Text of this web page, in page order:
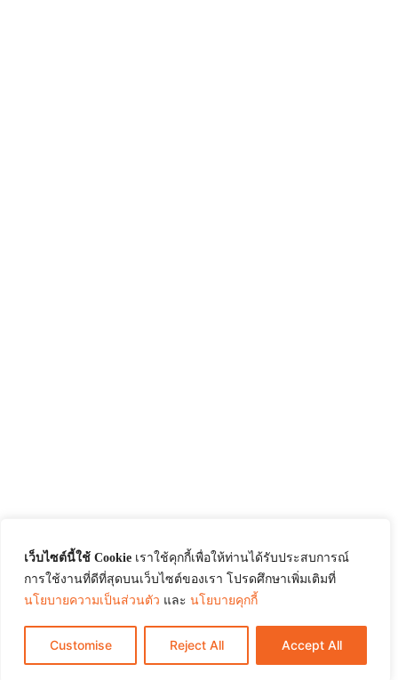
เว็บไซต์นี้ใช้ Cookie เราใช้คุกกี้เพื่อให้ท่านได้รับประสบการณ์
การใช้งานที่ดีที่สุดบนเว็บไซต์ของเรา โปรดศึกษาเพิ่มเติมที่
นโยบายความเป็นส่วนตัว และ นโยบายคุกกี้
Customise Reject All Accept All